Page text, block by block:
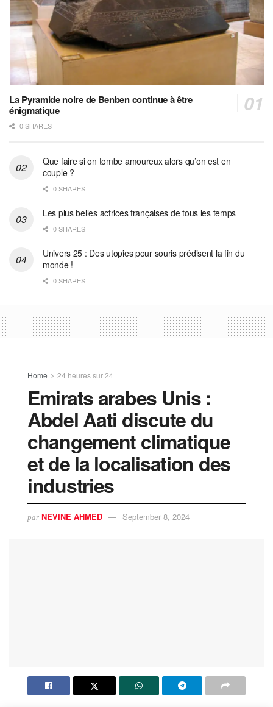
La Pyramide noire de Benben continue à être
énigmatique
0 SHARES
Que faire si on tombe amoureux alors qu’on est en
couple ?
0 SHARES
Les plus belles actrices françaises de tous les temps
0 SHARES
Univers 25 : Des utopies pour souris prédisent la fin du
monde !
0 SHARES
Home 24 heures sur 24
Emirats arabes Unis :
Abdel Aati discute du
changement climatique
et de la localisation des
industries
par NEVINE AHMED September 8, 2024